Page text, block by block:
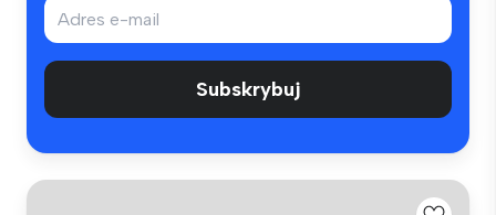
Subskrybuj